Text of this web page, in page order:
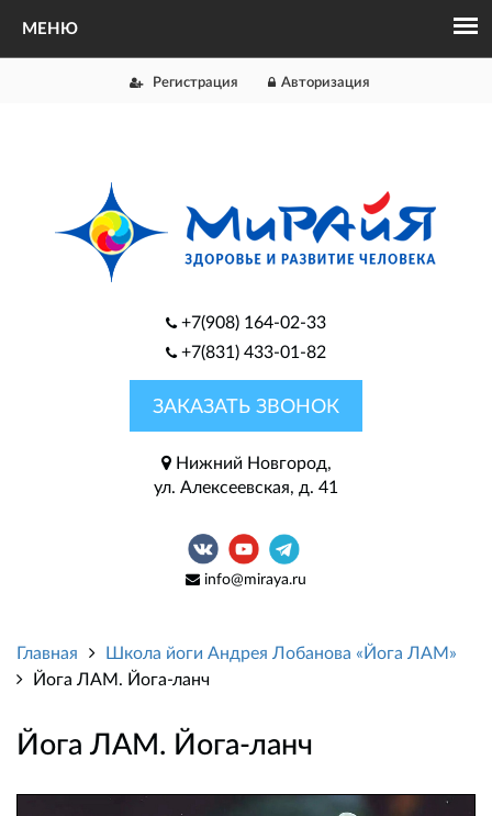
Регистрация Авторизация
+7(908) 164-02-33
+7(831) 433-01-82
ЗАКАЗАТЬ ЗВОНОК
Нижний Новгород,
ул. Алексеевская, д. 41
info@miraya.ru
Главная
Школа йоги Андрея Лобанова «Йога ЛАМ»
Йога ЛАМ. Йога-ланч
Йога ЛАМ. Йога-ланч